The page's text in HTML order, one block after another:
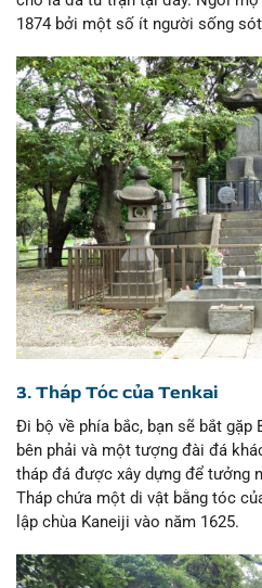
1874 bởi một số ít người sống
3. Tháp Tóc của Tenkai
Đi bộ về phía bắc, bạn sẽ bắt gặp
bên phải và một tượng đài đá
tháp đá được xây dựng để tưởng
Tháp chứa một di vật bằng tóc
lập chùa Kaneiji vào năm 1625.